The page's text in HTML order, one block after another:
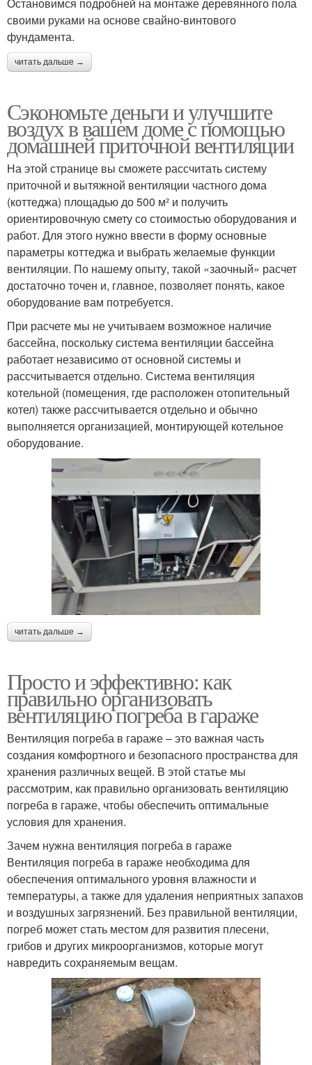
своими руками на основе свайно-винтового
фундамента.
читать дальше →
Сэкономьте деньги и улучшите
воздух в вашем доме с помощью
домашней приточной вентиляции
На этой странице вы сможете рассчитать систему
приточной и вытяжной вентиляции частного дома
(коттеджа) площадью до 500 м² и получить
ориентировочную смету со стоимостью оборудования и
работ. Для этого нужно ввести в форму основные
параметры коттеджа и выбрать желаемые функции
вентиляции. По нашему опыту, такой «заочный» расчет
достаточно точен и, главное, позволяет понять, какое
оборудование вам потребуется.
При расчете мы не учитываем возможное наличие
бассейна, поскольку система вентиляции бассейна
работает независимо от основной системы и
рассчитывается отдельно. Система вентиляция
котельной (помещения, где расположен отопительный
котел) также рассчитывается отдельно и обычно
выполняется организацией, монтирующей котельное
оборудование.
читать дальше →
Просто и эффективно: как
правильно организовать
вентиляцию погреба в гараже
Вентиляция погреба в гараже – это важная часть
создания комфортного и безопасного пространства для
хранения различных вещей. В этой статье мы
рассмотрим, как правильно организовать вентиляцию
погреба в гараже, чтобы обеспечить оптимальные
условия для хранения.
Зачем нужна вентиляция погреба в гараже
Вентиляция погреба в гараже необходима для
обеспечения оптимального уровня влажности и
температуры, а также для удаления неприятных запахов
и воздушных загрязнений. Без правильной вентиляции,
погреб может стать местом для развития плесени,
грибов и других микроорганизмов, которые могут
навредить сохраняемым вещам.